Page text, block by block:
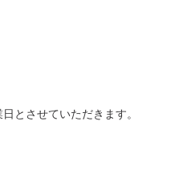
とさせていただきます。